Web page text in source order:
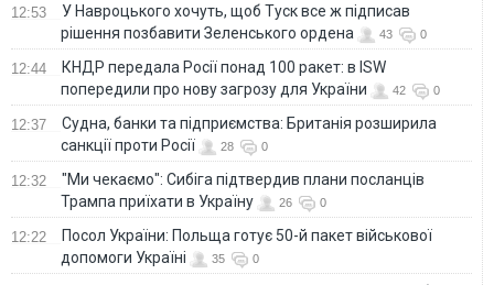
12:53
У Навроцького хочуть, щоб Туск все ж підписав
рішення позбавити Зеленського ордена
43 0
12:44
КНДР передала Росії понад 100 ракет: в ISW
попередили про нову загрозу для України
42 0
12:37
Судна, банки та підприємства: Британія розширила
санкції проти Росії
28 0
12:32
"Ми чекаємо": Сибіга підтвердив плани посланців
Трампа приїхати в Україну
26 0
12:22
Посол України: Польща готує 50-й пакет військової
допомоги Україні
35 0